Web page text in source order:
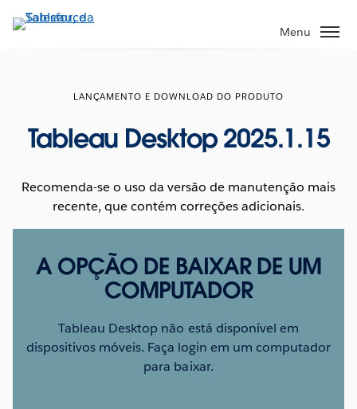
Pular
para
Menu
LANÇAMENTO E DOWNLOAD DO PRODUTO
Tableau Desktop 2025.1.15
Recomenda-se o uso da versão de manutenção mais
recente, que contém correções adicionais.
A OPÇÃO DE BAIXAR DE UM
COMPUTADOR
Tableau Desktop não está disponível em
dispositivos móveis. Faça login em um computador
para baixar.